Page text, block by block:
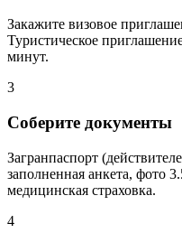
Закажите визовое
Туристическое
минут.
3
Соберите документы
Загранпаспорт
заполненная анкета, фото
медицинская страховка.
4